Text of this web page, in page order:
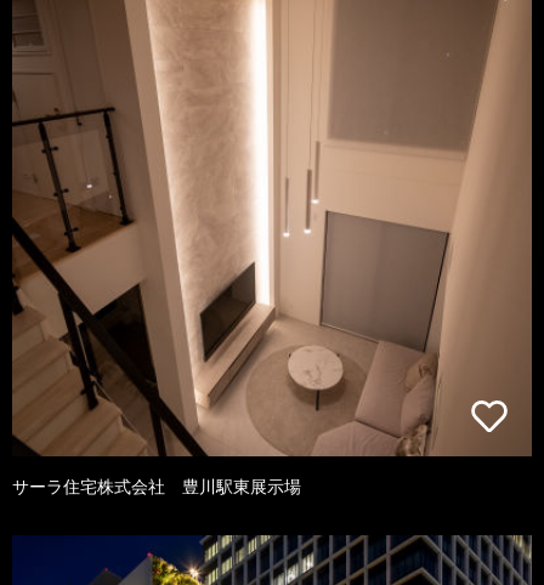
サーラ住宅株式会社 豊川駅東展示場